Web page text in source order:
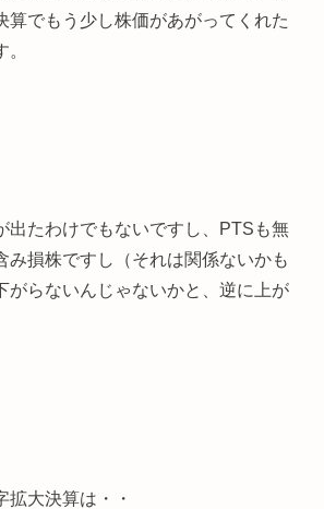
算でもう少し株価があがってくれた
出たわけでもないですし、PTSも無
み損株ですし（それは関係ないかも
がらないんじゃないかと、逆に上が
拡大決算は・・